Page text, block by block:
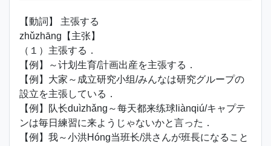
【動詞】 主張する
zhǔzhāng【主张】
（１）主張する．
【例】～计划生育/計画出産を主張する．
【例】大家～成立研究小组/みんなは研究グループの
設立を主張している．
【例】队长duìzhǎng～每天都来练球liànqiú/キャプテ
ンは毎日練習に来ようじゃないかと言った．
【例】我～小洪Hóng当班长/洪さんが班長になること